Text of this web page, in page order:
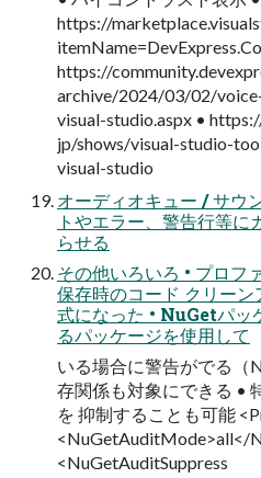
https://
https://
archive/2024/03/02/
visual-studio.aspx •
jp/shows/visual-studio-
visual-studio
オーディオキュー / サウ
トやエラー、警告行等に
らせる
その他いろいろ • プロフ
保存時のコード クリー
式になった • NuGetパッ
るパッケージを使用して
いる場合に警告がでる（
存関係も対象にできる •
を 抑制することも可能
<NuGetAuditMode>all</
<NuGetAuditSuppress